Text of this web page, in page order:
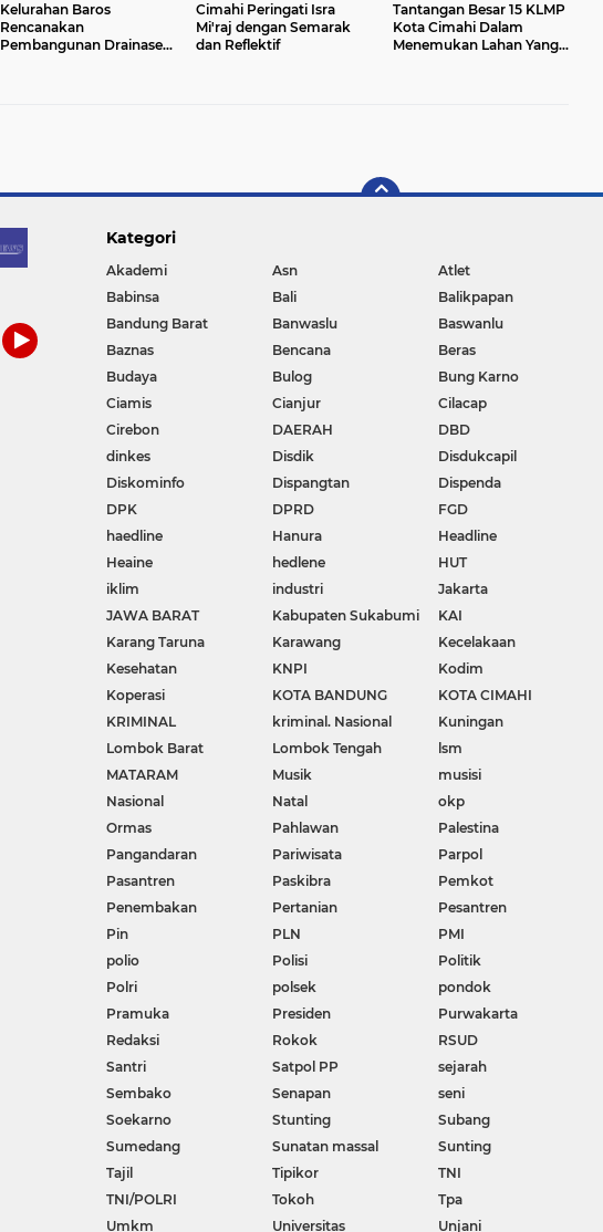
Kelurahan Baros
Rencanakan
Pembangunan Drainase
Cimahi Peringati Isra
Mi'raj dengan Semarak
dan Reflektif
Tantangan Besar 15 KLMP
Kota Cimahi Dalam
Menemukan Lahan Yang
Kategori
Akademi Asn Atlet
Babinsa
Bali Balikpapan
Bandung Barat
Banwaslu Baswanlu
Baznas
Bencana Beras
Budaya
Bulog Bung Karno
Ciamis
Cianjur Cilacap
Cirebon
DAERAH DBD
dinkes
Disdik Disdukcapil
Diskominfo
Dispangtan Dispenda
DPK
DPRD FGD
haedline
Hanura Headline
Heaine
hedlene HUT
iklim
industri Jakarta
JAWA BARAT
Kabupaten Sukabumi KAI
Karang Taruna
Karawang Kecelakaan
Kesehatan
KNPI Kodim
Koperasi
KOTA BANDUNG KOTA CIMAHI
KRIMINAL
kriminal. Nasional Kuningan
Lombok Barat
Lombok Tengah lsm
MATARAM
Musik musisi
Nasional
Natal okp
Ormas
Pahlawan Palestina
Pangandaran
Pariwisata Parpol
Pasantren
Paskibra Pemkot
Penembakan
Pertanian Pesantren
Pin
PLN PMI
polio
Polisi Politik
Polri
polsek pondok
Pramuka
Presiden Purwakarta
Redaksi
Rokok RSUD
Santri
Satpol PP sejarah
Sembako
Senapan seni
Soekarno
Stunting Subang
Sumedang
Sunatan massal Sunting
Tajil
Tipikor TNI
TNI/POLRI
Tokoh Tpa
Umkm
Universitas Unjani